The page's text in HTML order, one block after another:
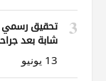
3
تحقيق رسمي
شابة بعد
13 يونيو